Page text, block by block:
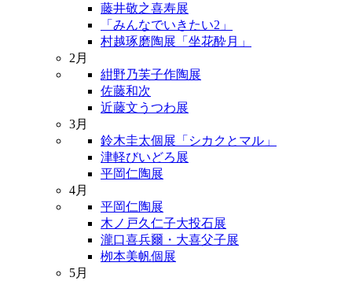
藤井敬之喜寿展
「みんなでいきたい2」
村越琢磨陶展「坐花酔月」
2月
紺野乃芙子作陶展
佐藤和次
近藤文うつわ展
3月
鈴木圭太個展「シカクとマル」
津軽びいどろ展
平岡仁陶展
4月
平岡仁陶展
木ノ戸久仁子大投石展
瀧口喜兵爾・大喜父子展
栁本美帆個展
5月